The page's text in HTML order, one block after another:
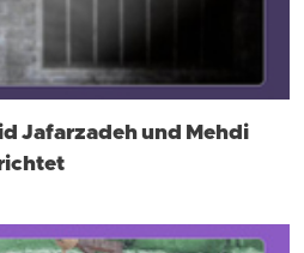
Jafarzadeh und Mehdi